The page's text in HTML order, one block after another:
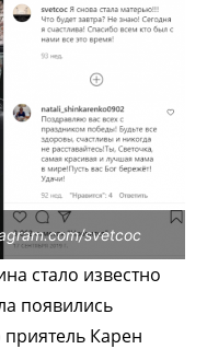
svetcoc
стало известно
появились
Карен